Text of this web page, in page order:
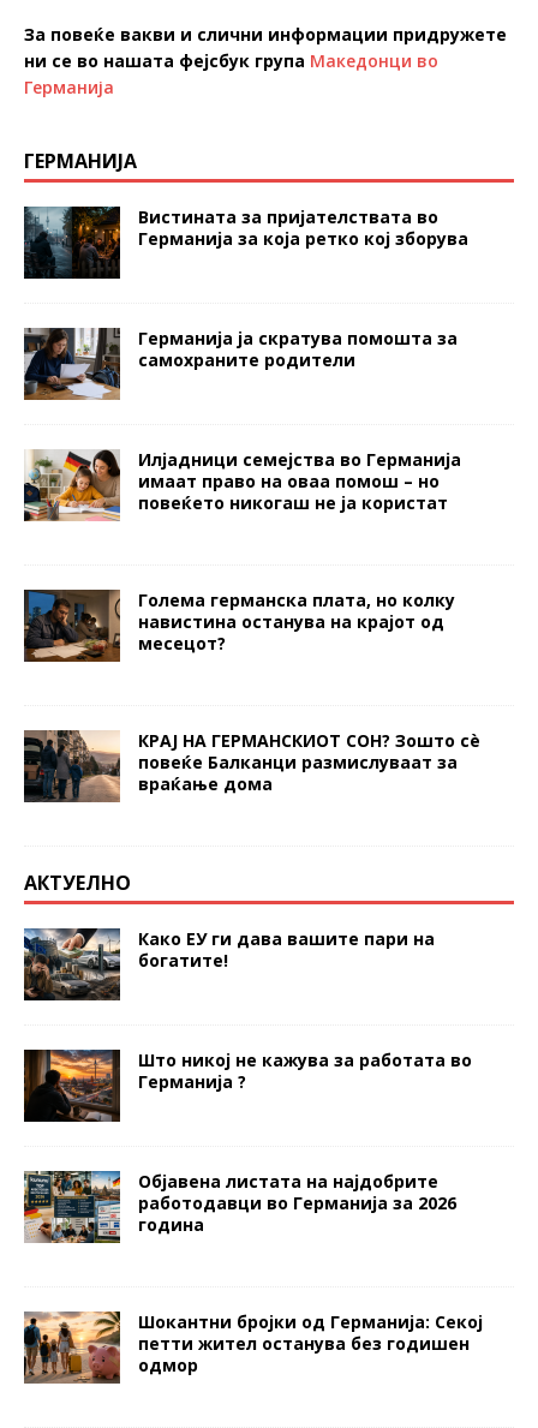
За повеќе вакви и слични информации придружете
ни се во нашата фејсбук група Македонци во
Германија
ГЕРМАНИЈА
Вистината за пријателствата во
Германија за која ретко кој зборува
Германија ја скратува помошта за
самохраните родители
Илјадници семејства во Германија
имаат право на оваа помош – но
повеќето никогаш не ја користат
Голема германска плата, но колку
навистина останува на крајот од
месецот?
КРАЈ НА ГЕРМАНСКИОТ СОН? Зошто сè
повеќе Балканци размислуваат за
враќање дома
АКТУЕЛНО
Како ЕУ ги дава вашите пари на
богатите!
Што никој не кажува за работата во
Германија ?
Објавена листата на најдобрите
работодавци во Германија за 2026
година
Шокантни бројки од Германија: Секој
петти жител останува без годишен
одмор